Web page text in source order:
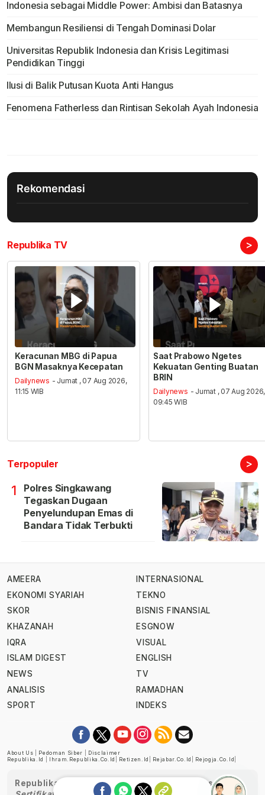
Indonesia sebagai Middle Power: Ambisi dan Batasnya
Membangun Resiliensi di Tengah Dominasi Dolar
Universitas Republik Indonesia dan Krisis Legitimasi
Pendidikan Tinggi
Ilusi di Balik Putusan Kuota Anti Hangus
Fenomena Fatherless dan Rintisan Sekolah Ayah Indonesia
Rekomendasi
Republika TV >
Keracunan MBG di Papua
BGN Masaknya Kecepatan
Dailynews - Jumat , 07 Aug 2026,
11:15 WIB
Saat Prabowo Ngetes
Kekuatan Genting Buatan
BRIN
Dailynews - Jumat , 07 Aug 2026,
09:45 WIB
Terpopuler >
1
Polres Singkawang
Tegaskan Dugaan
Penyelundupan Emas di
Bandara Tidak Terbukti
AMEERA
EKONOMI SYARIAH
SKOR
KHAZANAH
IQRA
ISLAM DIGEST
NEWS
ANALISIS
SPORT
INTERNASIONAL
TEKNO
BISNIS FINANSIAL
ESGNOW
VISUAL
ENGLISH
TV
RAMADHAN
INDEKS
About Us Pedoman Siber
Disclaimer
Republika.id
Ihram.republika.co.id Retizen.id Rejabar.co.id Rejogja.co.id
Republika telah diverifikasi oleh Dewan Pers